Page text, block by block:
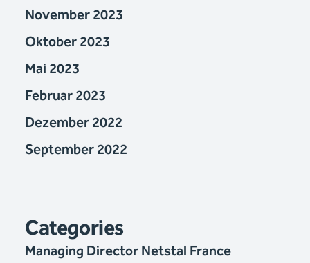
November 2023
Oktober 2023
Mai 2023
Februar 2023
Dezember 2022
September 2022
Categories
Managing Director Netstal France